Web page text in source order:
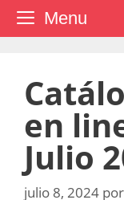
Saltar Menu
en
Julio
julio 8, 2024 por